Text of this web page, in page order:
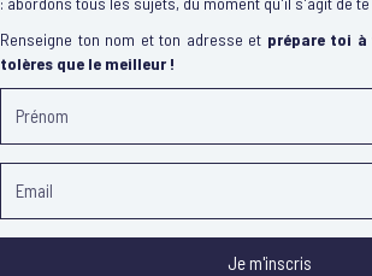
Renseigne ton nom et ton adresse et prépare toi
tolères que le meilleur !
Je m'inscris